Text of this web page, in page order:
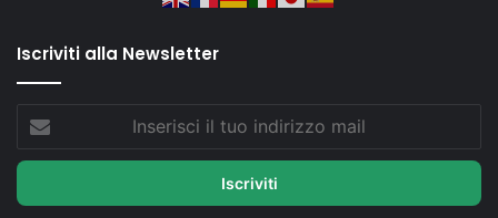
Iscriviti alla Newsletter
tuo
mail